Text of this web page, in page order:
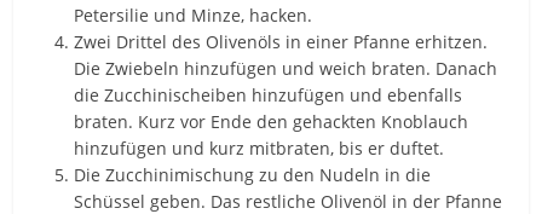
Petersilie und Minze, hacken.
Zwei Drittel des Olivenöls in einer Pfanne erhitzen.
Die Zwiebeln hinzufügen und weich braten. Danach
die Zucchinischeiben hinzufügen und ebenfalls
braten. Kurz vor Ende den gehackten Knoblauch
hinzufügen und kurz mitbraten, bis er duftet.
Die Zucchinimischung zu den Nudeln in die
Schüssel geben. Das restliche Olivenöl in der Pfanne